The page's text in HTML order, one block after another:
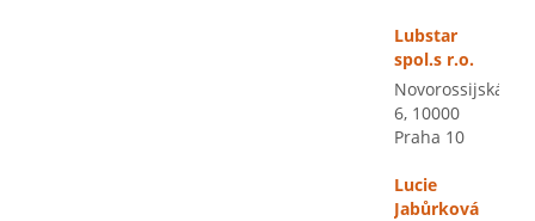
Lubstar
spol.s r.o.
Novorossijská
6, 10000
Praha 10
Lucie
Jabůrková